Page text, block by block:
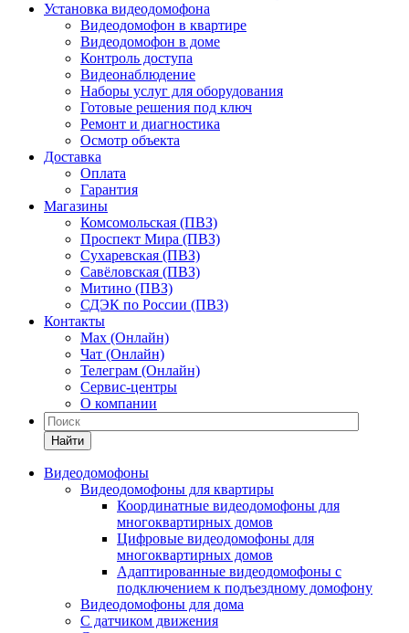
Установка видеодомофона
Видеодомофон в квартире
Видеодомофон в доме
Контроль доступа
Видеонаблюдение
Наборы услуг для оборудования
Готовые решения под ключ
Ремонт и диагностика
Осмотр объекта
Доставка
Оплата
Гарантия
Магазины
Комсомольская (ПВЗ)
Проспект Мира (ПВЗ)
Сухаревская (ПВЗ)
Савёловская (ПВЗ)
Митино (ПВЗ)
СДЭК по России (ПВЗ)
Контакты
Max (Онлайн)
Чат (Онлайн)
Телеграм (Онлайн)
Сервис-центры
О компании
Найти
Видеодомофоны
Видеодомофоны для квартиры
Координатные видеодомофоны для
многоквартирных домов
Цифровые видеодомофоны для
многоквартирных домов
Адаптированные видеодомофоны с
подключением к подъездному домофону
Видеодомофоны для дома
С датчиком движения